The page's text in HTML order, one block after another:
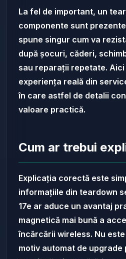
La fel de important, un
componente sunt
spune singur cum va
după șocuri, căderi,
sau reparații repetate.
experiența reală din
în care astfel de detalii
valoare practică.
Cum ar trebui
Explicația corectă este
informațiile din teardown
17e ar aduce un avantaj
magnetică mai bună a
încărcării wireless. Nu
motiv automat de upgrade